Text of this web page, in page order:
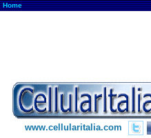
Home
www.cellularitalia.com